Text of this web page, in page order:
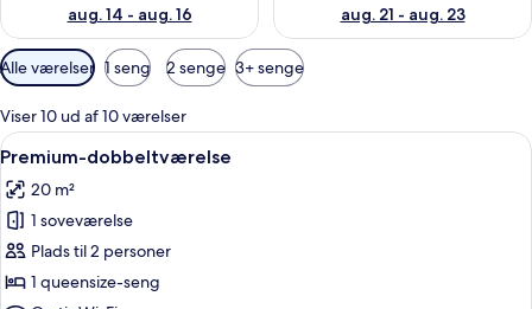
aug. 14 - aug. 16
aug. 21 - aug. 23
Tilgængelige
filtre
for
værelser
Alle værelser 1 seng 2 senge 3+ senge
Viser 10 ud af 10 værelser
Indlæs
alle
billeder
af
Premium-
dobbeltværelse
Et hotelværelse med en stor seng, et
5
Premium-dobbeltværelse
20 m²
1 soveværelse
Plads til 2 personer
1 queensize-seng